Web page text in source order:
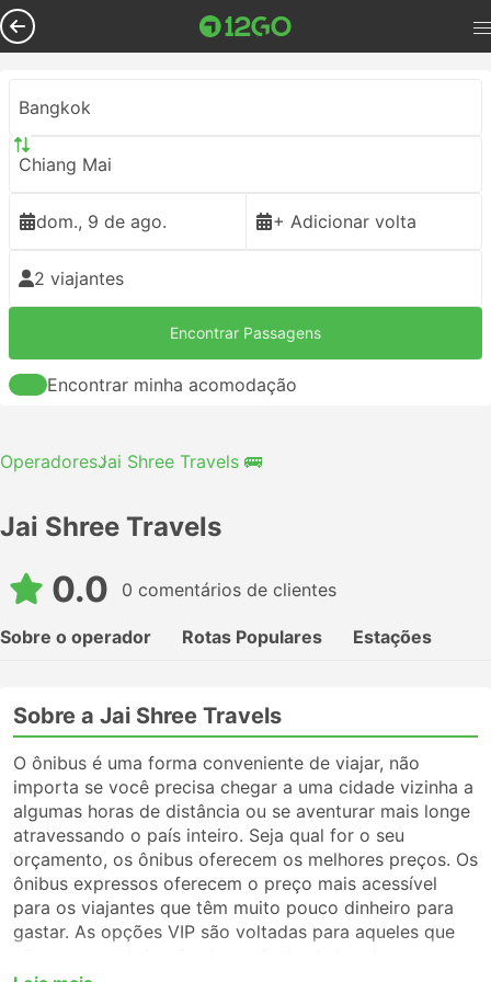
Bangkok
Chiang Mai
dom., 9 de ago. + Adicionar volta
2 viajantes
Encontrar Passagens
Encontrar minha acomodação
OperadoresJai Shree Travels 🚌
Jai Shree Travels
0.0 0 comentários de clientes
Sobre o operador Rotas Populares Estações
Sobre a Jai Shree Travels
O ônibus é uma forma conveniente de viajar, não
importa se você precisa chegar a uma cidade vizinha a
algumas horas de distância ou se aventurar mais longe
atravessando o país inteiro. Seja qual for o seu
orçamento, os ônibus oferecem os melhores preços. Os
ônibus expressos oferecem o preço mais acessível
para os viajantes que têm muito pouco dinheiro para
gastar. As opções VIP são voltadas para aqueles que